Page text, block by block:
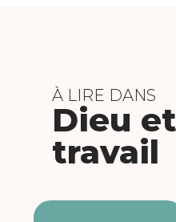
À LIRE DANS
Dieu
travail